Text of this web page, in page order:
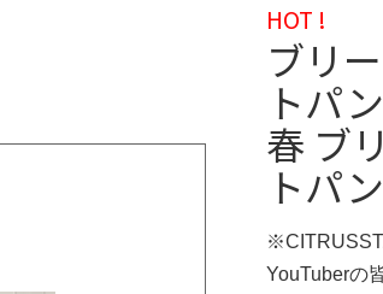
HOT !
ブリ
トパ
春 ブ
トパ
YouTuberの